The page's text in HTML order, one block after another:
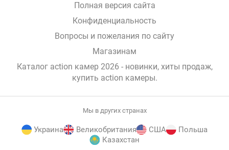
е
т
Полная версия сайта
Конфиденциальность
Вопросы и пожелания по сайту
Магазинам
Каталог action камер 2026 - новинки, хиты продаж,
купить action камеры.
Мы в других странах
Украина Великобритания США
Польша
Казахстан